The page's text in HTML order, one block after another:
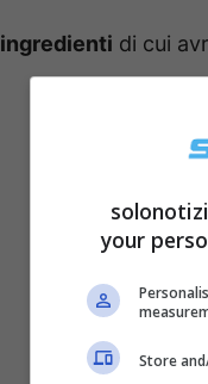
ingredienti di cui
your
Store